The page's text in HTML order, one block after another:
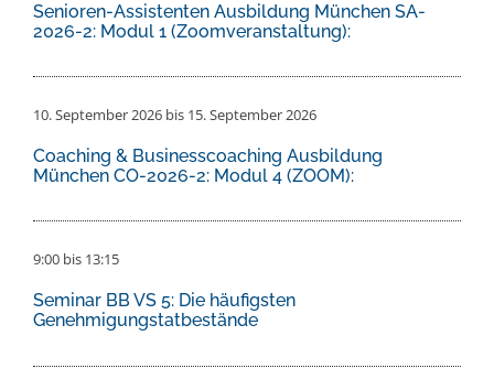
Senioren-Assistenten Ausbildung München SA-
2026-2: Modul 1 (Zoomveranstaltung):
10. September 2026 bis 15. September 2026
Coaching & Businesscoaching Ausbildung
München CO-2026-2: Modul 4 (ZOOM):
9:00 bis 13:15
Seminar BB VS 5: Die häufigsten
Genehmigungstatbestände